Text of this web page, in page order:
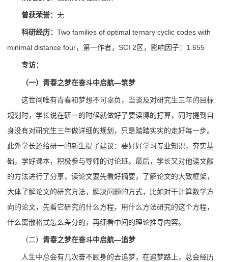
曾获荣誉：无
科研经历：Two families of optimal ternary cyclic codes with
minimal distance four，第一作者，SCI 2区，影响因子：1.655
专访：
（一）青春之梦在奋斗中启航—筑梦
这世间唯有青春和梦想不可辜负，当谈及对研究生三年的目标
规划时，学长说在研一的时候就做好了要读博的打算，同时提到自
身没有对研究生三年做详细的规划，只是踏踏实实的走好每一步。
此外学长还给研一的新生提了建议：要好好学习专业知识，夯实基
础，学好课本，积极参与导师的讨论班。最后，学长又对他读文献
的方法进行了分享，读论文要先看好摘要，了解论文的大致框架，
大体了解论文的研究方法，解决问题的方式，比如对于计算数学方
向的论文，先看它研究的什么方程，用什么方法研究的这个方程，
什么离散格式怎么差分的，再细看中间的理论推导内容。
（二）青春之梦在奋斗中启航—追梦
人生中总会有几次奋不顾身的去追梦，在追梦路上，总会经历